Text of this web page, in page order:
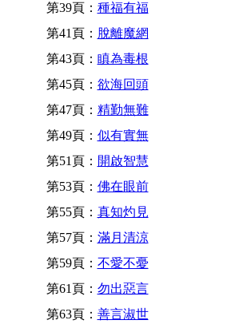
第39頁： 種福有福
第41頁： 脫離魔網
第43頁： 瞋為毒根
第45頁： 欲海回頭
第47頁： 精勤無難
第49頁： 似有實無
第51頁： 開啟智慧
第53頁： 佛在眼前
第55頁： 真知灼見
第57頁： 滿月清涼
第59頁： 不愛不憂
第61頁： 勿出惡言
第63頁： 善言淑世